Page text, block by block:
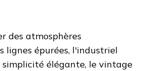
des atmosphères
lignes épurées, l'industriel
élégante, le vintage